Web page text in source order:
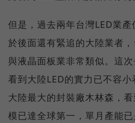
但是，過去兩年台灣LED業
於後面還有緊追的大陸業者
與液晶面板業非常類似。這
看到大陸LED的實力已不容
大陸最大的封裝廠木林森，
模已達全球第一，單月產能已